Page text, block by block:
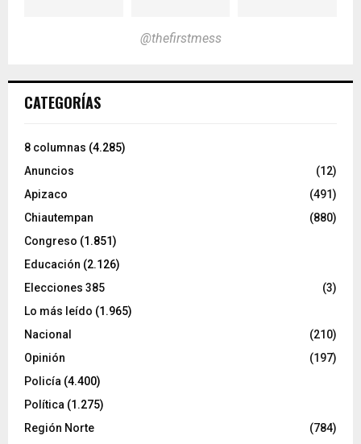
@thefirstmess
CATEGORÍAS
8 columnas (4.285)
Anuncios
(12)
Apizaco
(491)
Chiautempan
(880)
Congreso (1.851)
Educación (2.126)
Elecciones 385
(3)
Lo más leído (1.965)
Nacional
(210)
Opinión
(197)
Policía (4.400)
Política (1.275)
Región Norte
(784)